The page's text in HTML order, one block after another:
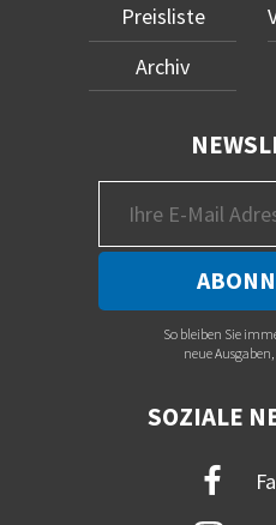
Preisliste
Archiv
So bleiben Sie
neue
SOZIALE